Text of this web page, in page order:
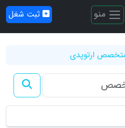
منو ثبت شغل
ارتوپدی